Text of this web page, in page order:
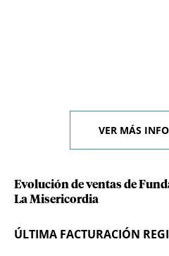
VER MÁS
Evolución de ventas de
La Misericordia
ÚLTIMA FACTURACIÓN